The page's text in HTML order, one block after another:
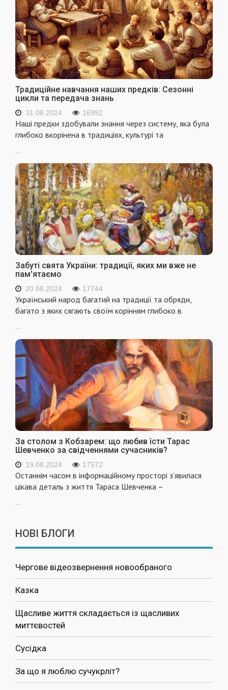
Традиційне навчання наших предків: Сезонні
цикли та передача знань
31.08.2024 16992
Наші предки здобували знання через систему, яка була
глибоко вкорінена в традиціях, культурі та
Забуті свята України: традиції, яких ми вже не
пам'ятаємо
20.08.2024 17744
Український народ багатий на традиції та обряди,
багато з яких сягають своїм корінням глибоко в
За столом з Кобзарем: що любив їсти Тарас
Шевченко за свідченнями сучасників?
19.08.2024 17572
Останнім часом в інформаційному просторі з’явилася
цікава деталь з життя Тараса Шевченка –
...
НОВІ БЛОГИ
Чергове відеозвернення новообраного
Казка
Щасливе життя складається із щасливих
миттєвостей
Сусідка
За що я люблю сучукрліт?